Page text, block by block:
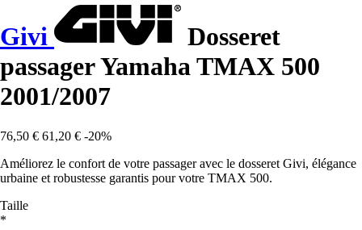
Givi
Dosseret
passager Yamaha TMAX 500
2001/2007
76,50 € 61,20 € -20%
Améliorez le confort de votre passager avec le dosseret Givi, élégance
urbaine et robustesse garantis pour votre TMAX 500.
Taille
*